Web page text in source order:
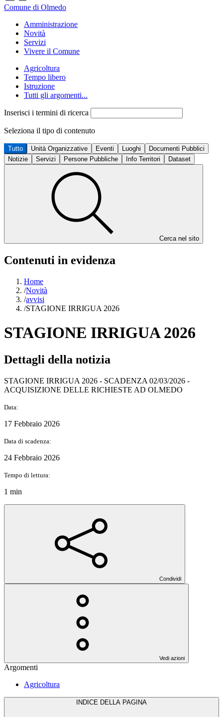
Comune di Olmedo
Amministrazione
Novità
Servizi
Vivere il Comune
Agricoltura
Tempo libero
Istruzione
Tutti gli argomenti...
Inserisci i termini di ricerca
Seleziona il tipo di contenuto
Tutto Unità Organizzative Eventi Luoghi
Documenti Pubblici
Notizie
Servizi Persone Pubbliche Info Territori Dataset
Cerca nel sito
Contenuti in evidenza
Home
/Novità
/avvisi
/STAGIONE IRRIGUA 2026
STAGIONE IRRIGUA 2026
Dettagli della notizia
STAGIONE IRRIGUA 2026 - SCADENZA 02/03/2026 -
ACQUISIZIONE DELLE RICHIESTE AD OLMEDO
Data:
17 Febbraio 2026
Data di scadenza:
24 Febbraio 2026
Tempo di lettura:
1 min
Condividi
Vedi azioni
Argomenti
Agricoltura
INDICE DELLA PAGINA